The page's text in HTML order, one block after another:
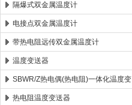
隔爆式双金属温度计
电接点双金属温度计
带热电阻远传双金属温度计
温度变送器
SBWR/Z热电偶(热电阻)一体化温度变
送器
热电阻温度变送器